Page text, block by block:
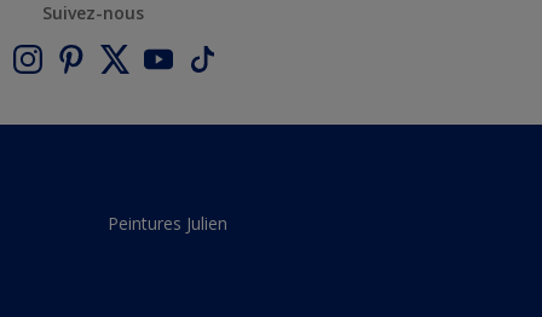
Suivez-nous
Peintures Julien